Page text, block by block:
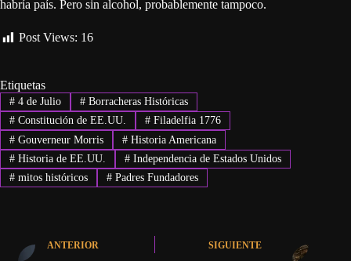
habría país. Pero sin alcohol, probablemente tampoco.
Post Views: 16
Etiquetas
#4 de Julio #Borracheras Históricas
#Constitución de EE.UU. #Filadelfia 1776
#Gouverneur Morris #Historia Americana
#Historia de EE.UU. #Independencia de Estados Unidos
#mitos históricos #Padres Fundadores
ANTERIOR SIGUIENTE